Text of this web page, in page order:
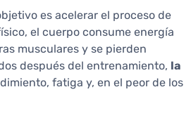
es acelerar el proceso de
el cuerpo consume energía
musculares y se pierden
después del entrenamiento, la
fatiga y, en el peor de los